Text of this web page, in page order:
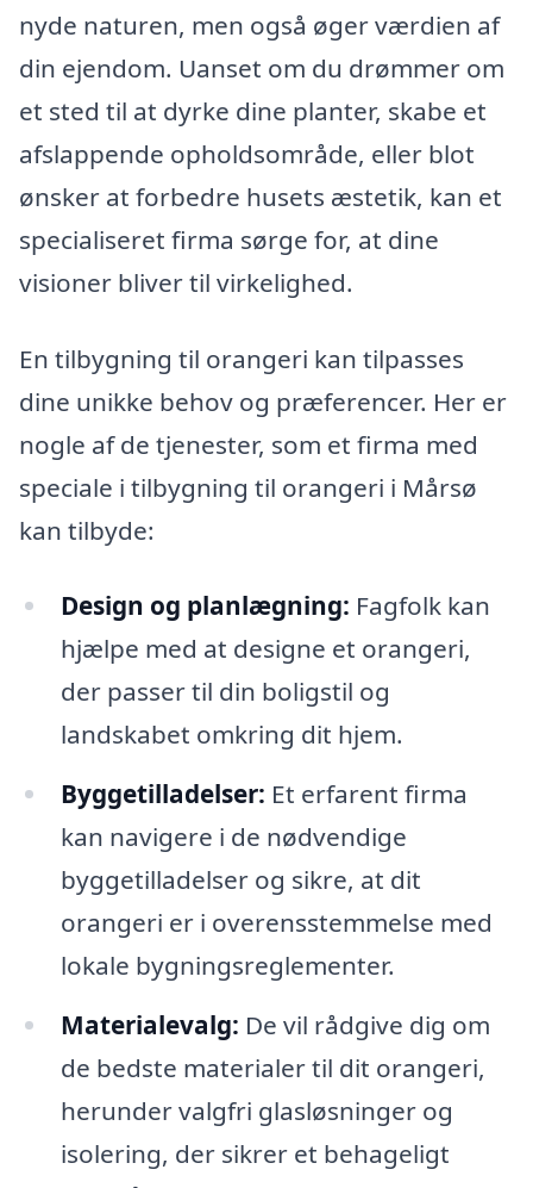
nyde naturen, men også øger værdien af
din ejendom. Uanset om du drømmer om
et sted til at dyrke dine planter, skabe et
afslappende opholdsområde, eller blot
ønsker at forbedre husets æstetik, kan et
specialiseret firma sørge for, at dine
visioner bliver til virkelighed.
En tilbygning til orangeri kan tilpasses
dine unikke behov og præferencer. Her er
nogle af de tjenester, som et firma med
speciale i tilbygning til orangeri i Mårsø
kan tilbyde:
Design og planlægning: Fagfolk kan
hjælpe med at designe et orangeri,
der passer til din boligstil og
landskabet omkring dit hjem.
Byggetilladelser: Et erfarent firma
kan navigere i de nødvendige
byggetilladelser og sikre, at dit
orangeri er i overensstemmelse med
lokale bygningsreglementer.
Materialevalg: De vil rådgive dig om
de bedste materialer til dit orangeri,
herunder valgfri glasløsninger og
isolering, der sikrer et behageligt